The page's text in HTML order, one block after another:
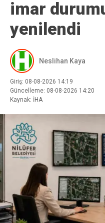
imar
yenilendi
Neslihan Kaya
Giriş: 08-08-2026 14:19
Güncelleme: 08-08-2026 14:20
Kaynak: İHA